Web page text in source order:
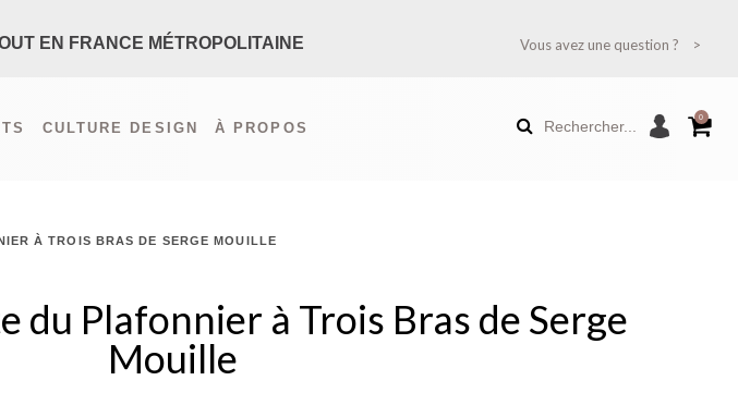
CONTACTEZ-NOUS
SITEMAP
EN FRANCE MÉTROPOLITAINE Vous avez une question ?
CULTURE DESIGN À PROPOS Rechercher... 0
À TROIS BRAS DE SERGE MOUILLE
du Plafonnier à Trois Bras de Serge
Mouille